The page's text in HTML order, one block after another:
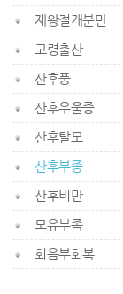
제왕절개분만
고령출산
산후풍
산후우울증
산후탈모
산후부종
산후비만
모유부족
회음부회복